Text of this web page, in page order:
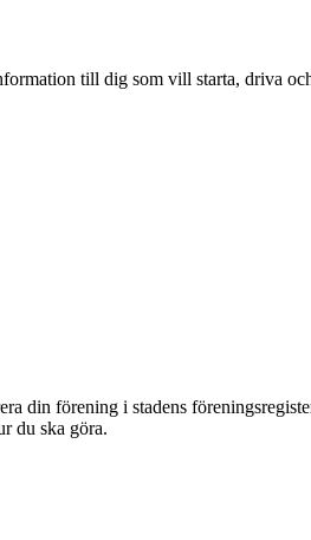
till dig som vill starta, driva
din förening i stadens
du ska göra.